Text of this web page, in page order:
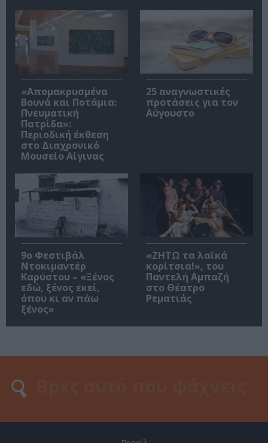
«Απομακρυσμένα
Βουνά και Ποτάμια:
Πνευματική
Πατρίδα»:
Περιοδική έκθεση
στο Διαχρονικό
Μουσείο Αίγινας
25 αναγνωστικές
προτάσεις για τον
Αύγουστο
9ο Φεστιβάλ
Ντοκιμαντέρ
Καρύστου – «Ξένος
εδώ, ξένος εκεί,
όπου κι αν πάω
ξένος»
«ΖΗΤΩ τα λαϊκά
κορίτσια!», του
Παντελή Αμπαζή
στο Θέατρο
Ρεματιάς